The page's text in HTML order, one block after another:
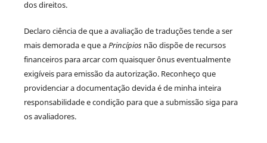
dos direitos.
Declaro ciência de que a avaliação de traduções tende a ser
mais demorada e que aPrincípios não dispõe de recursos
financeiros para arcar com quaisquer ônus eventualmente
exigíveis para emissão da autorização. Reconheço que
providenciar a documentação devida é de minha inteira
responsabilidade e condição para que a submissão siga para
os avaliadores.